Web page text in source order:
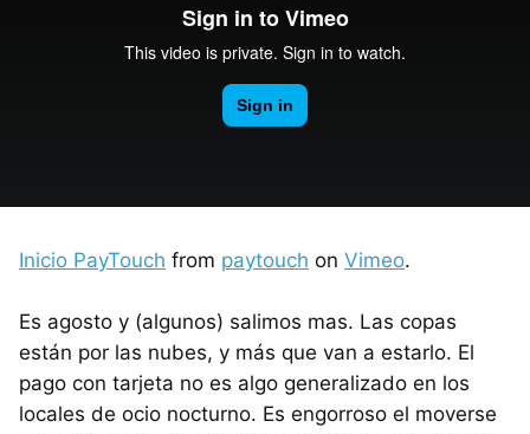
Inicio PayTouch from paytouch on Vimeo.
Es agosto y (algunos) salimos mas. Las copas
están por las nubes, y más que van a estarlo. El
pago con tarjeta no es algo generalizado en los
locales de ocio nocturno. Es engorroso el moverse